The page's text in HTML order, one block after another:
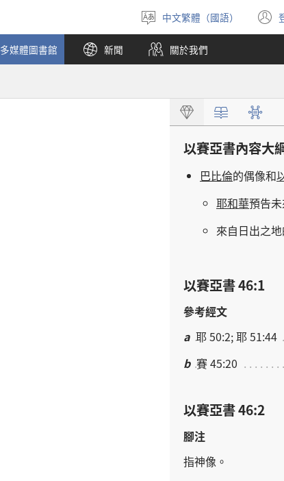
選
擇
語
言
中文繁體（國語）
多媒體圖書館 新聞 關於我們
以賽亞書內容大
巴比倫的偶像和
耶和華預告
來自日出之地
以賽亞書 46:1
參考經文
a 耶 50:2; 耶 51:44
b 賽 45:20
以賽亞書 46:2
腳注
指神像 。